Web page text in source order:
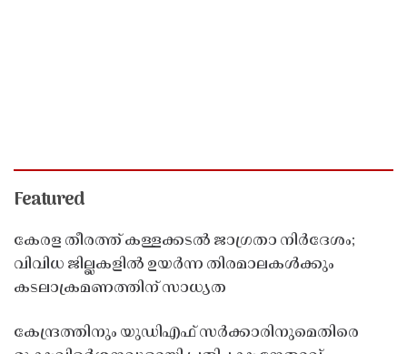
Featured
കേരള തീരത്ത് കള്ളക്കടൽ ജാഗ്രതാ നിർദേശം;
വിവിധ ജില്ലകളിൽ ഉയർന്ന തിരമാലകൾക്കും
കടലാക്രമണത്തിന് സാധ്യത
കേന്ദ്രത്തിനും യുഡിഎഫ് സർക്കാരിനുമെതിരെ